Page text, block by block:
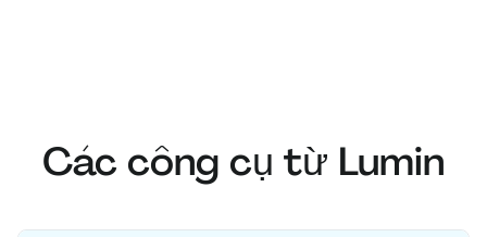
Các công cụ từ Lumin